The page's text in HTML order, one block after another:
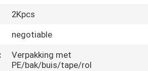
2Kpcs
negotiable
Verpakking met
PE/bak/buis/tape/rol